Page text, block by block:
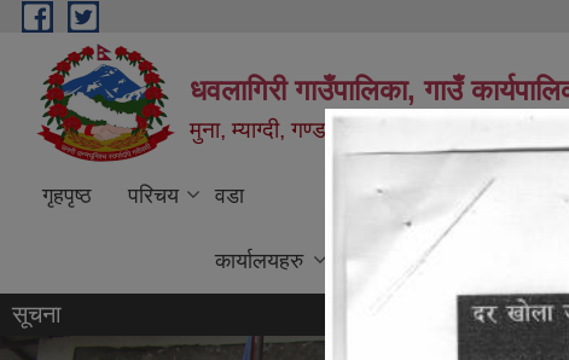
Skip to main content
धवलागिरी गाउँपालिका, गाउँ
मुना, म्याग्दी, गण्डकी प्रदेश, नेपाल
गृहपृष्ठ परिचय वडा
कार्यालयहरु
कार्यक्रम तथा
परियोजना
विधुतीय
सूचना